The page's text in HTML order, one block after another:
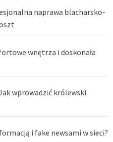
naprawa blacharsko-
wnętrza i doskonała
wprowadzić królewski
i fake newsami w sieci?